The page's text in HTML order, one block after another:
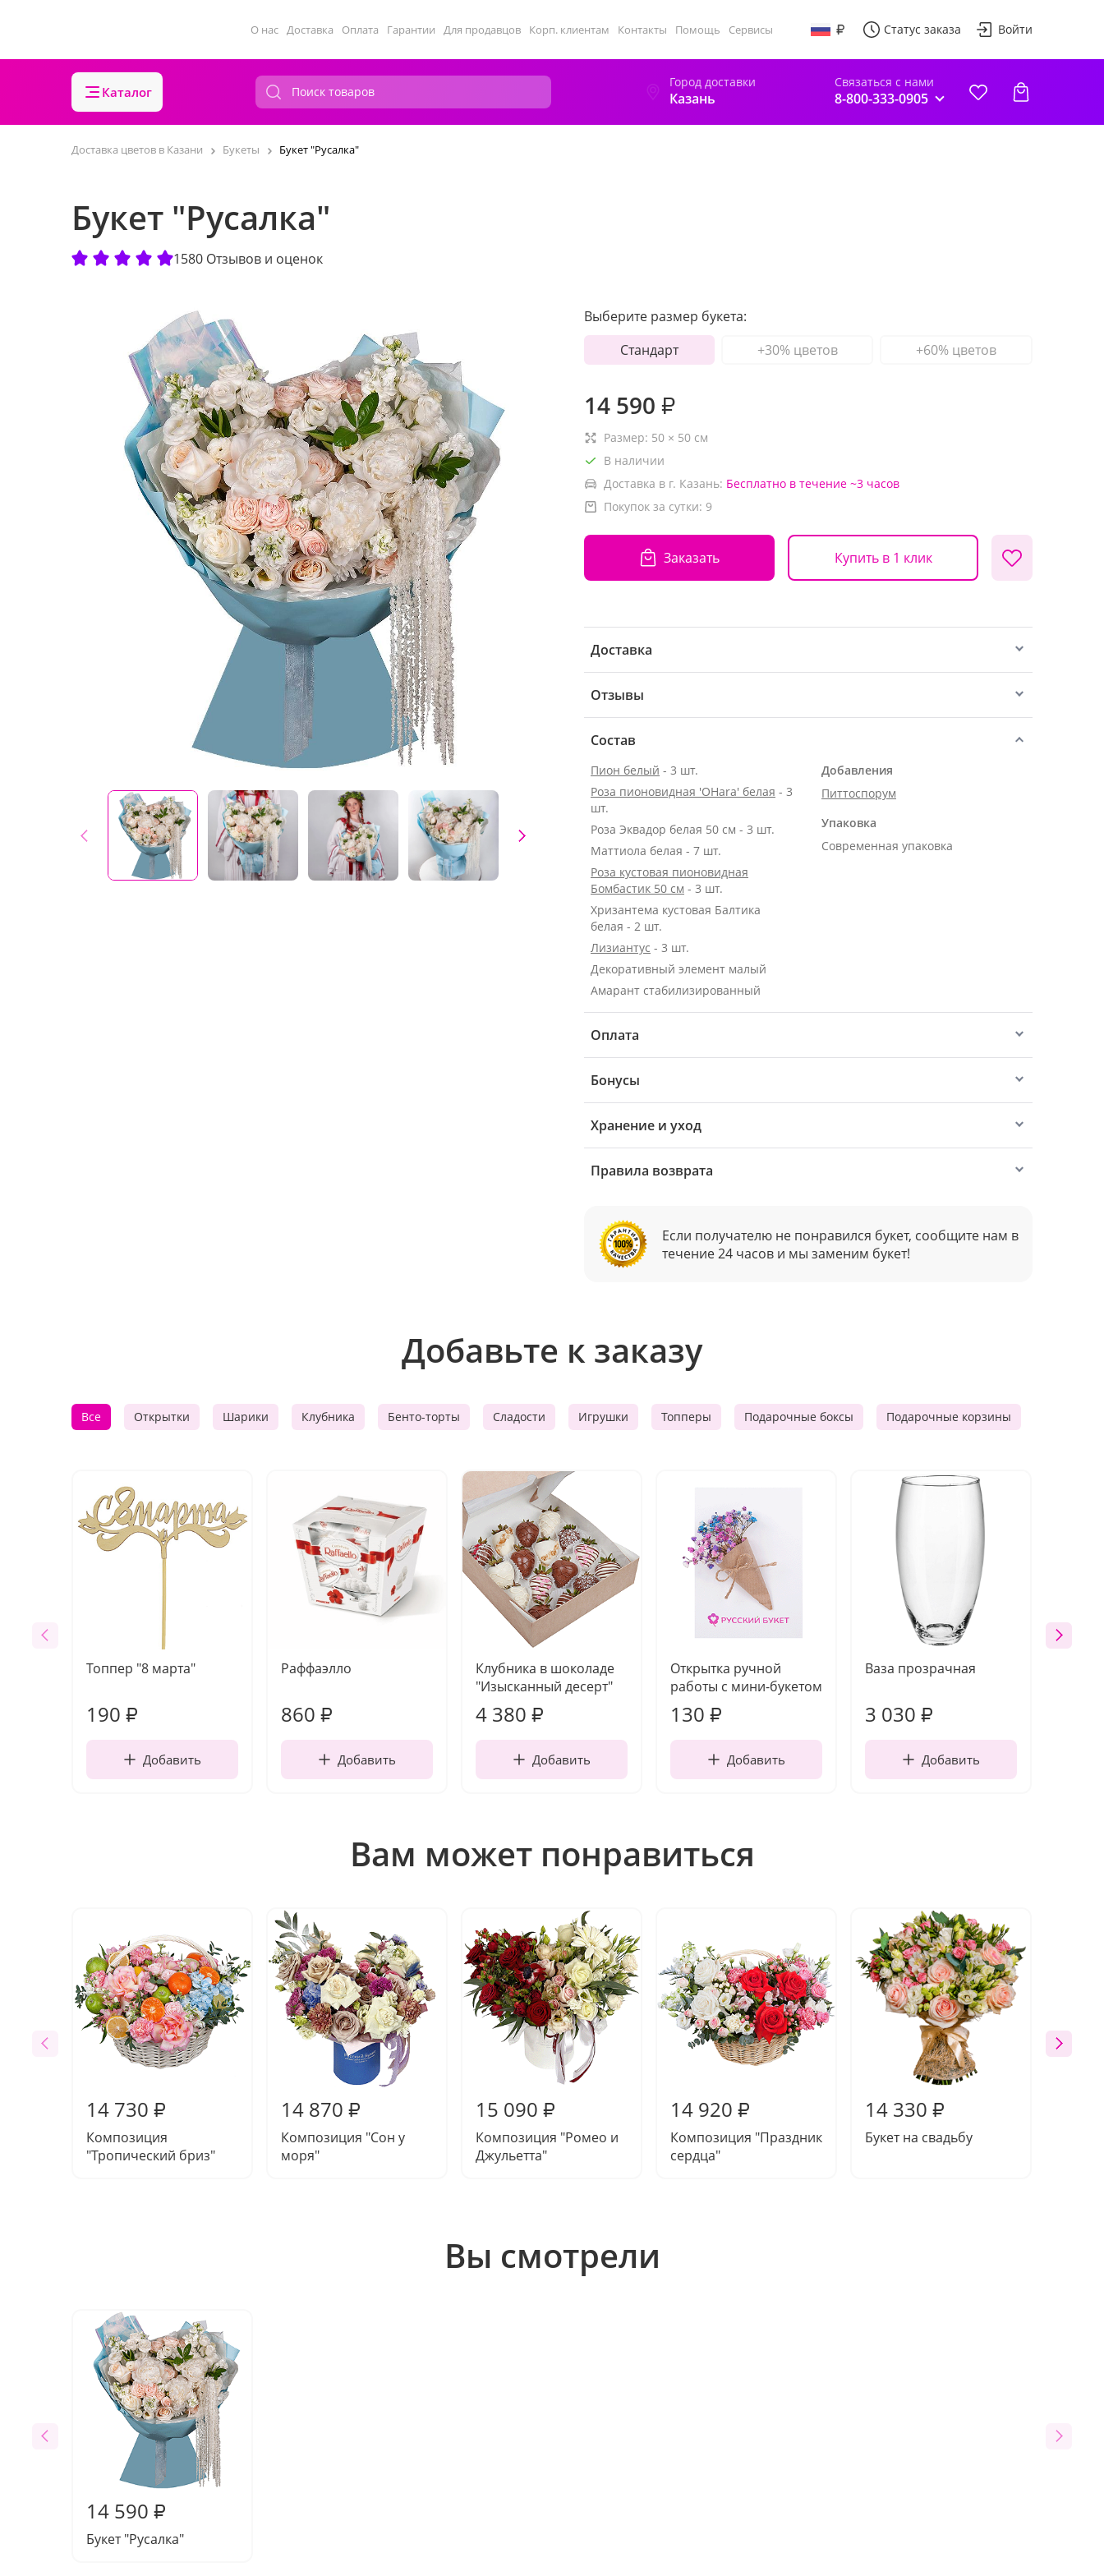
О нас Доставка Оплата Гарантии Для продавцов Корп. клиентам Контакты Помощь Сервисы Статус заказа Войти
Каталог
Город доставки
Казань
Связаться с нами
8-800-333-0905
Доставка цветов в Казани Букеты Букет "Русалка"
Букет "Русалка"
1580 Отзывов и оценок
Выберите размер букета:
Стандарт
+30% цветов +60% цветов
14 590 ₽
Размер: 50 × 50 см
В наличии
Доставка в г. Казань: Бесплатно в течение ~3 часов
Покупок за сутки: 9
Заказать Купить в 1 клик
Доставка
Отзывы
Состав
Пион белый - 3 шт.
Роза пионовидная 'OHara' белая - 3
шт.
Роза Эквадор белая 50 см - 3 шт.
Маттиола белая - 7 шт.
Роза кустовая пионовидная
Бомбастик 50 см - 3 шт.
Хризантема кустовая Балтика
белая - 2 шт.
Лизиантус - 3 шт.
Декоративный элемент малый
Амарант стабилизированный
Добавления
Питтоспорум
Упаковка
Современная упаковка
Оплата
Бонусы
Хранение и уход
Правила возврата
Если получателю не понравился букет, сообщите нам в
течение 24 часов и мы заменим букет!
Добавьте к заказу
Все Открытки Шарики Клубника Бенто-торты Сладости Игрушки Топперы Подарочные боксы Подарочные корзины
Топпер "8 марта"
190 ₽
Добавить
Раффаэлло
860 ₽
Добавить
Клубника в шоколаде
"Изысканный десерт"
4 380 ₽
Добавить
Открытка ручной
работы с мини-букетом
130 ₽
Добавить
Ваза прозрачная
3 030 ₽
Добавить
Вам может понравиться
14 730 ₽
Композиция
"Тропический бриз"
14 870 ₽
Композиция "Сон у
моря"
15 090 ₽
Композиция "Ромео и
Джульетта"
14 920 ₽
Композиция "Праздник
сердца"
14 330 ₽
Букет на свадьбу
Вы смотрели
14 590 ₽
Букет "Русалка"